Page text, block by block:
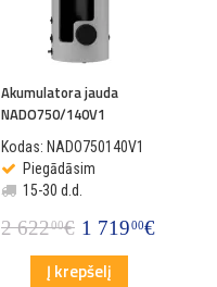
Akumulatora jauda
NADO750/140V1
Kodas: NADO750140V1
Piegādāsim
15-30 d.d.
2 62200€ 1 71900€
Į krepšelį